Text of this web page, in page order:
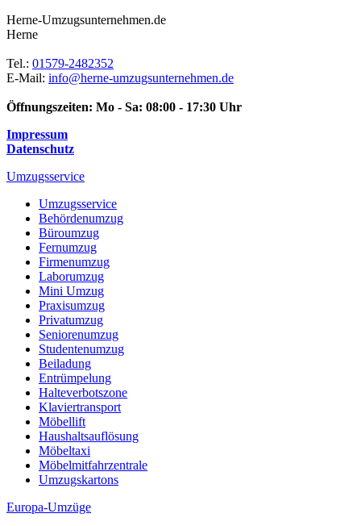
Herne-Umzugsunternehmen.de
Herne
Tel.: 01579-2482352
E-Mail: info@herne-umzugsunternehmen.de
Öffnungszeiten: Mo - Sa: 08:00 - 17:30 Uhr
Impressum
Datenschutz
Umzugsservice
Umzugsservice
Behördenumzug
Büroumzug
Fernumzug
Firmenumzug
Laborumzug
Mini Umzug
Praxisumzug
Privatumzug
Seniorenumzug
Studentenumzug
Beiladung
Entrümpelung
Halteverbotszone
Klaviertransport
Möbellift
Haushaltsauflösung
Möbeltaxi
Möbelmitfahrzentrale
Umzugskartons
Europa-Umzüge